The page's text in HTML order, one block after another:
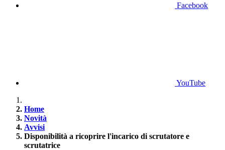
Facebook
YouTube
Home
Novità
Avvisi
Disponibilità a ricoprire l'incarico di scrutatore e
scrutatrice